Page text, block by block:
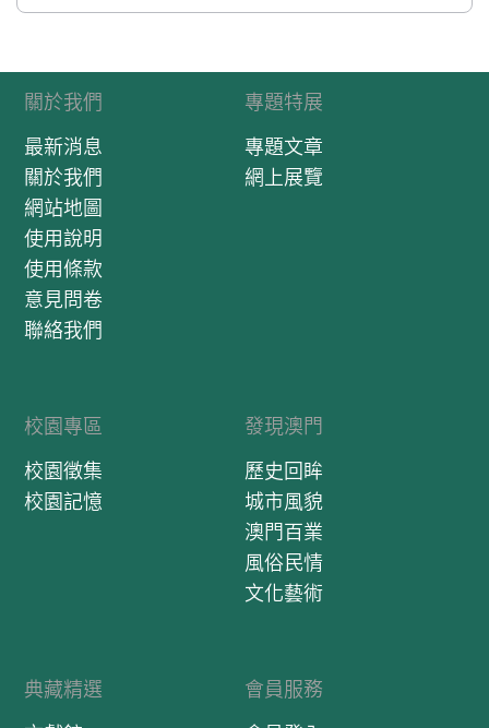
關於我們
最新消息
關於我們
網站地圖
使用說明
使用條款
意見問卷
聯絡我們
專題特展
專題文章
網上展覽
校園專區
校園徵集
校園記憶
發現澳門
歷史回眸
城市風貌
澳門百業
風俗民情
文化藝術
典藏精選
會員服務